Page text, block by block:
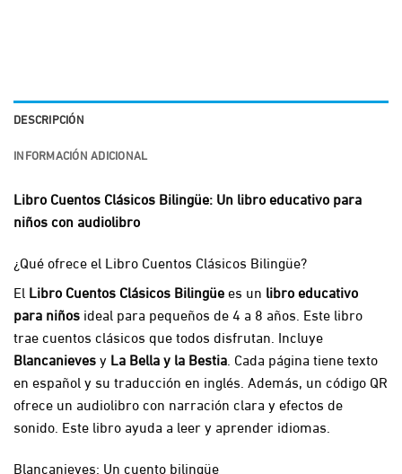
DESCRIPCIÓN
INFORMACIÓN ADICIONAL
Libro Cuentos Clásicos Bilingüe: Un libro educativo para
niños con audiolibro
¿Qué ofrece el Libro Cuentos Clásicos Bilingüe?
El Libro Cuentos Clásicos Bilingüees un libro educativo
para niños ideal para pequeños de 4 a 8 años. Este libro
trae cuentos clásicos que todos disfrutan. Incluye
Blancanievesy La Bella y la Bestia . Cada página tiene texto
en español y su traducción en inglés. Además, un código QR
ofrece un audiolibro con narración clara y efectos de
sonido. Este libro ayuda a leer y aprender idiomas.
Blancanieves: Un cuento bilingüe